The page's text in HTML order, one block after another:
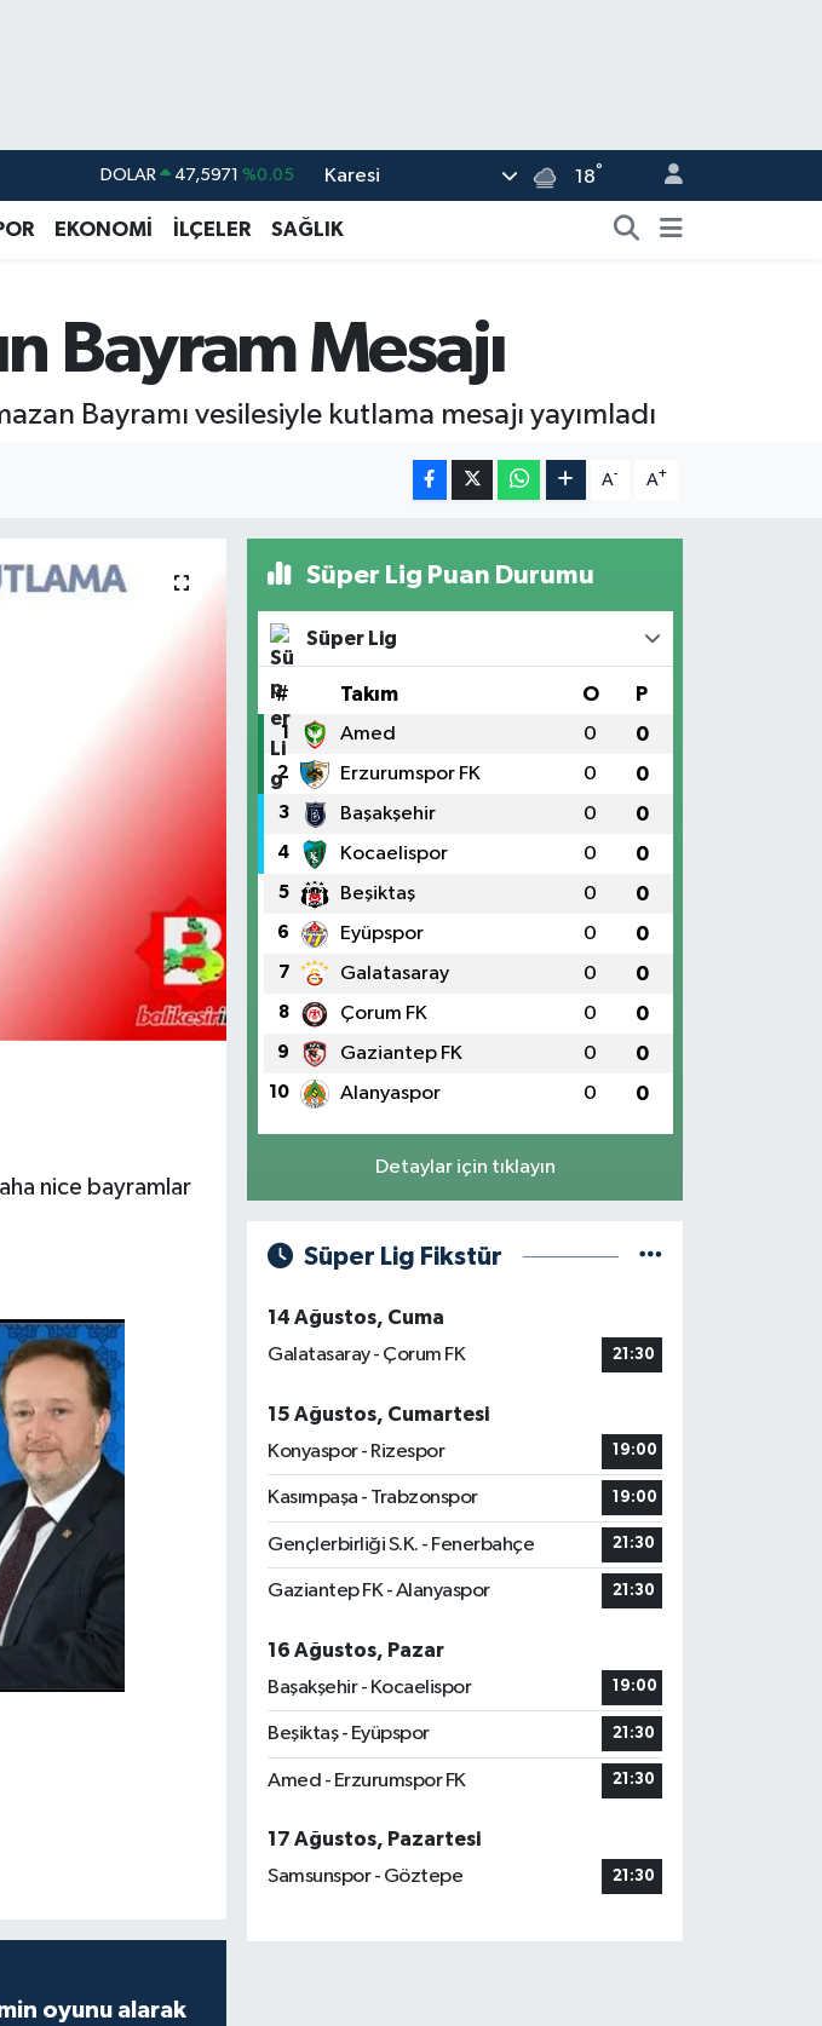
DOLAR 47,5971 %0.05
EURO 55,1336 %0.18
BİST100 13.703 %0
Karesi 18°
EKONOMİ İLÇELER SAĞLIK
Bayram Mesajı
Bayramı vesilesiyle kutlama mesajı yayımladı
A- A+
nice bayramlar
oyunu alarak
Süper Lig Puan Durumu
Süper Lig
# Takım O P
1 Amed 0 0
2 Erzurumspor FK 0 0
3 Başakşehir 0 0
4 Kocaelispor 0 0
5 Beşiktaş 0 0
6 Eyüpspor 0 0
7 Galatasaray 0 0
8 Çorum FK 0 0
9 Gaziantep FK 0 0
10 Alanyaspor 0 0
Detaylar için tıklayın
Süper Lig Fikstür
14 Ağustos, Cuma
Galatasaray - Çorum FK
21:30
15 Ağustos, Cumartesi
Konyaspor - Rizespor
19:00
Kasımpaşa - Trabzonspor 19:00
Gençlerbirliği S.K. - Fenerbahçe 21:30
Gaziantep FK - Alanyaspor 21:30
16 Ağustos, Pazar
Başakşehir - Kocaelispor
19:00
Beşiktaş - Eyüpspor 21:30
Amed - Erzurumspor FK 21:30
17 Ağustos, Pazartesi
Samsunspor - Göztepe
21:30